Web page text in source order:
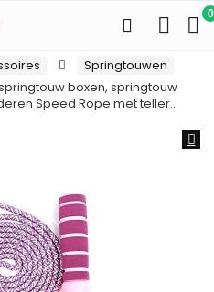
0
Springtouwen
boxen, springtouw
Speed Rope met teller…